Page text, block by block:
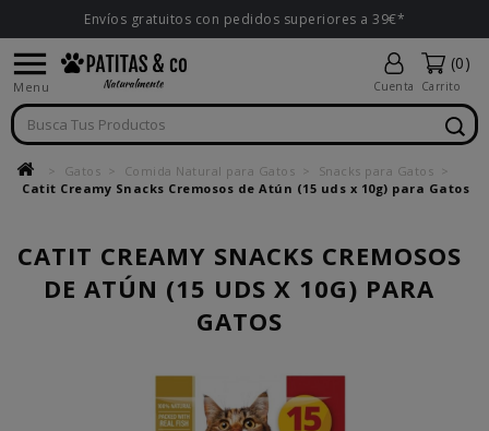
Envíos gratuitos con pedidos superiores a 39€*

Menu Cuenta
(0)
Carrito
Gatos Comida Natural para Gatos
Snacks para Gatos
Catit Creamy Snacks Cremosos de Atún (15 uds x 10g) para Gatos
CATIT CREAMY SNACKS CREMOSOS
DE ATÚN (15 UDS X 10G) PARA
GATOS